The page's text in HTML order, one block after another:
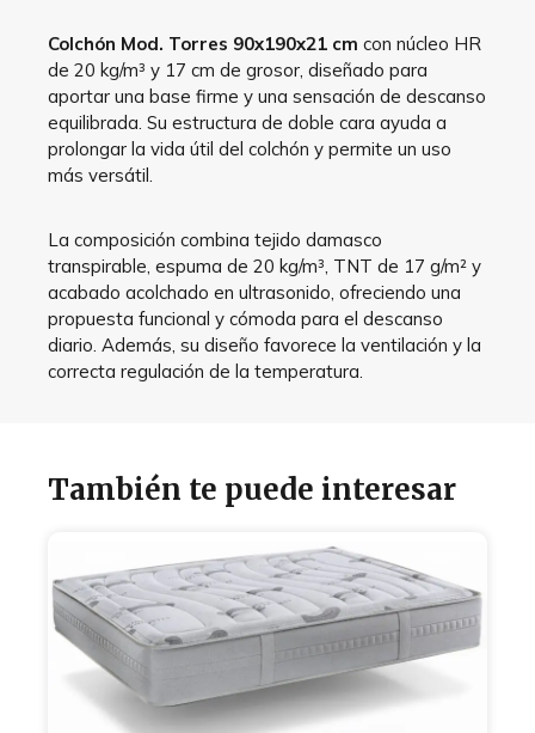
Colchón Mod. Torres 90x190x21 cm con núcleo HR
de 20 kg/m³ y 17 cm de grosor, diseñado para
aportar una base firme y una sensación de descanso
equilibrada. Su estructura de doble cara ayuda a
prolongar la vida útil del colchón y permite un uso
más versátil.
La composición combina tejido damasco
transpirable, espuma de 20 kg/m³, TNT de 17 g/m² y
acabado acolchado en ultrasonido, ofreciendo una
propuesta funcional y cómoda para el descanso
diario. Además, su diseño favorece la ventilación y la
correcta regulación de la temperatura.
También te puede interesar